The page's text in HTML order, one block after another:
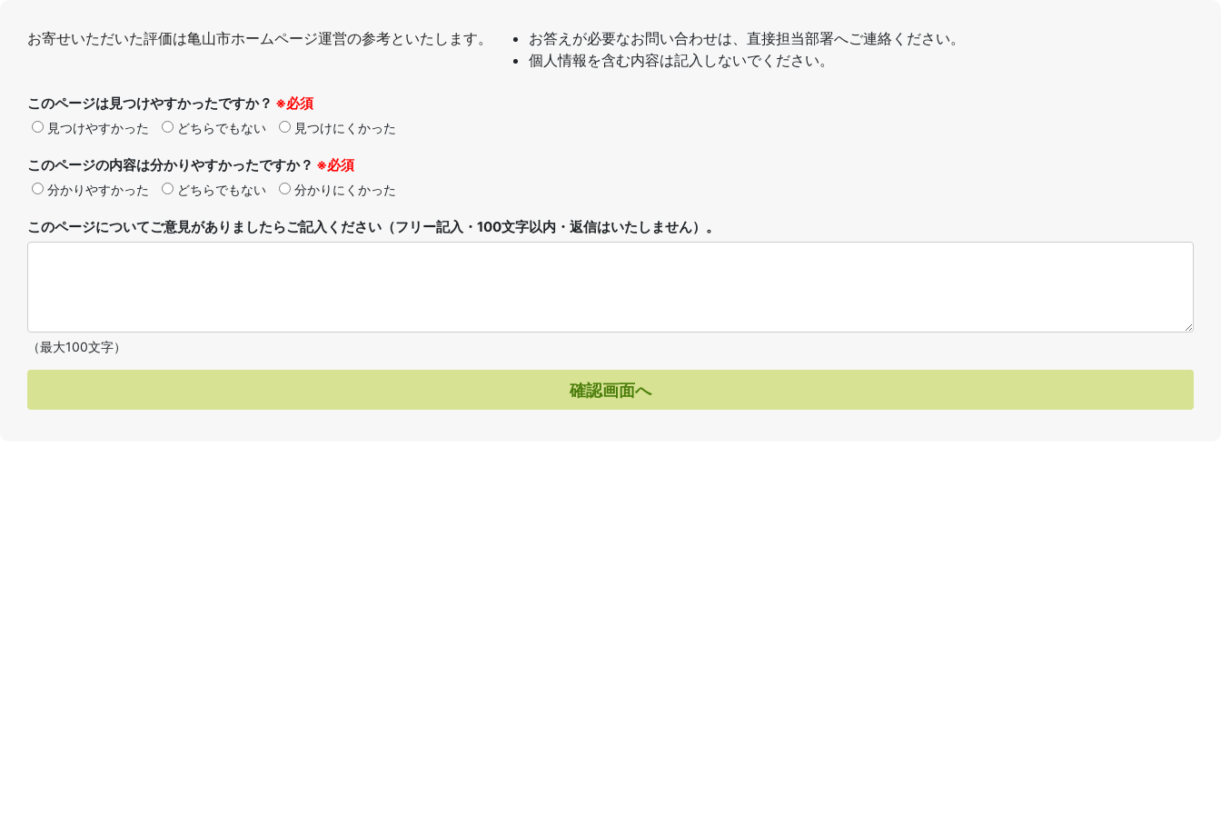
お寄せいただいた評価は亀山市ホームページ運営の参考といたします。
お答えが必要なお問い合わせは、直接担当部署へご連絡ください。
個人情報を含む内容は記入しないでください。
このページは見つけやすかったですか？ ※必須
見つけやすかった どちらでもない 見つけにくかった
このページの内容は分かりやすかったですか？ ※必須
分かりやすかった どちらでもない 分かりにくかった
このページについてご意見がありましたらご記入ください（フリー記入・100文字以内・返信はいたしません）。
（最大100文字）